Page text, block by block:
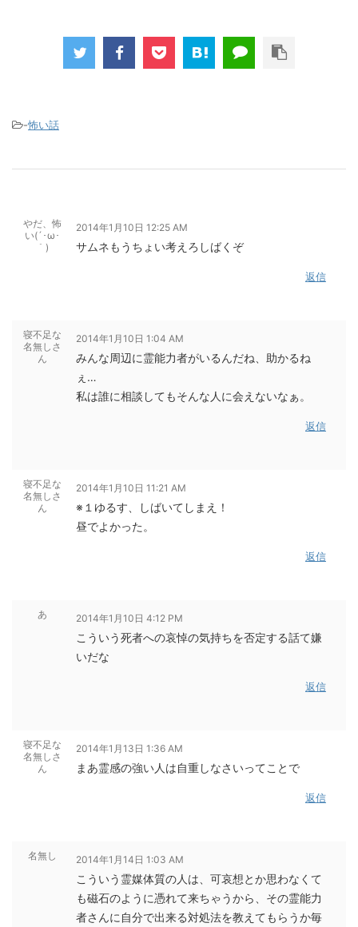
-怖い話
やだ、怖
い(´･ω･
｀)
2014年1月10日 12:25 AM
サムネもうちょい考えろしばくぞ
返信
寝不足な
名無しさ
ん
2014年1月10日 1:04 AM
みんな周辺に霊能力者がいるんだね、助かるね
ぇ…
私は誰に相談してもそんな人に会えないなぁ。
返信
寝不足な
名無しさ
ん
2014年1月10日 11:21 AM
※１ゆるす、しばいてしまえ！
昼でよかった。
返信
あ 2014年1月10日 4:12 PM
こういう死者への哀悼の気持ちを否定する話て嫌
いだな
返信
寝不足な
名無しさ
ん
2014年1月13日 1:36 AM
まあ霊感の強い人は自重しなさいってことで
返信
名無し 2014年1月14日 1:03 AM
こういう霊媒体質の人は、可哀想とか思わなくて
も磁石のように憑れて来ちゃうから、その霊能力
者さんに自分で出来る対処法を教えてもらうか毎